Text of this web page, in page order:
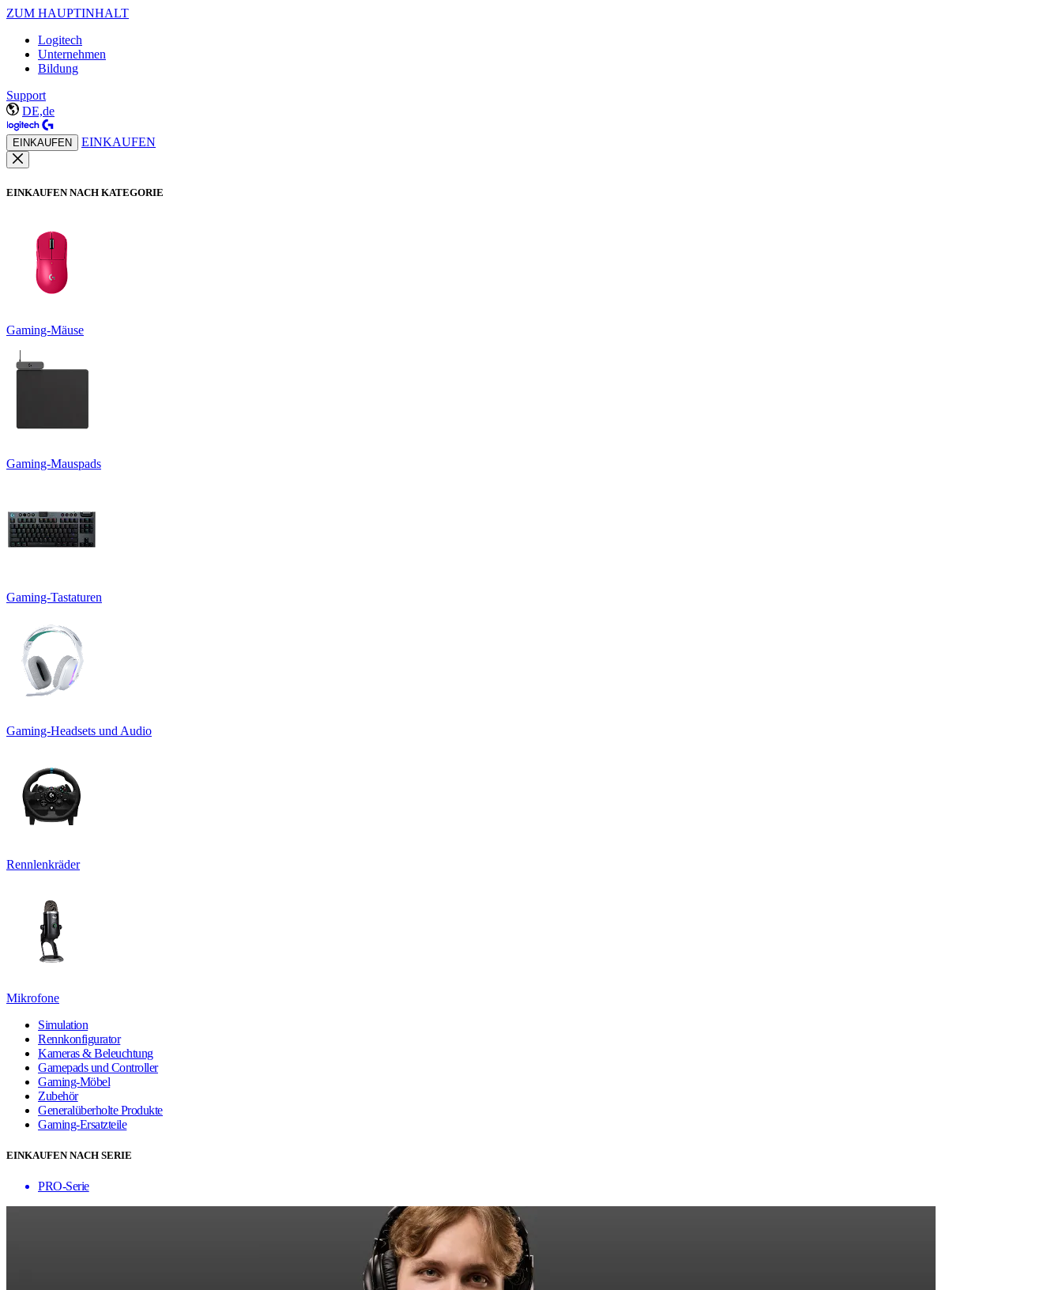
ZUM HAUPTINHALT
Logitech
Unternehmen
Bildung
Support
DE,de
EINKAUFEN EINKAUFEN
EINKAUFEN NACH KATEGORIE
Gaming-Mäuse
Gaming-Mauspads
Gaming-Tastaturen
Gaming-Headsets und Audio
Rennlenkräder
Mikrofone
Simulation
Rennkonfigurator
Kameras & Beleuchtung
Gamepads und Controller
Gaming-Möbel
Zubehör
Generalüberholte Produkte
Gaming-Ersatzteile
EINKAUFEN NACH SERIE
PRO-Serie